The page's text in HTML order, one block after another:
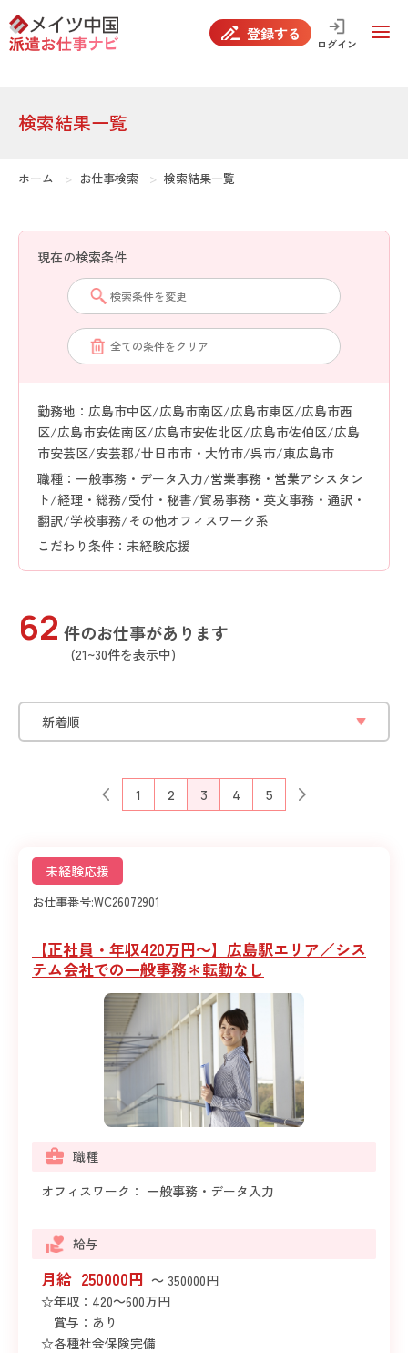
false
登録する
ログイン
検索結果一覧
ホーム お仕事検索 検索結果一覧
現在の検索条件
検索条件を変更
全ての条件をクリア
勤務地：広島市中区/広島市南区/広島市東区/広島市西
区/広島市安佐南区/広島市安佐北区/広島市佐伯区/広島
市安芸区/安芸郡/廿日市市・大竹市/呉市/東広島市
職種：一般事務・データ入力/営業事務・営業アシスタン
ト/経理・総務/受付・秘書/貿易事務・英文事務・通訳・
翻訳/学校事務/その他オフィスワーク系
こだわり条件：未経験応援
62 件のお仕事があります
(21~30件を表示中)
1 2 3 4 5
未経験応援
お仕事番号:WC26072901
【正社員・年収420万円～】広島駅エリア／シス
テム会社での一般事務＊転勤なし
職種
オフィスワーク： 一般事務・データ入力
給与
月給 250000円 ～ 350000円
☆年収：420～600万円
賞与：あり
☆各種社会保険完備